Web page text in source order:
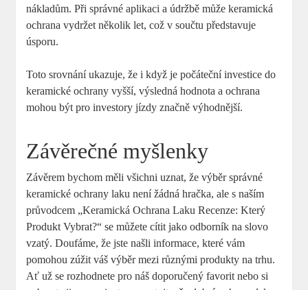
nákladům. Při správné aplikaci a údržbě může keramická
ochrana vydržet několik let, což v součtu představuje
úsporu.
Toto srovnání ukazuje, že i když je počáteční investice do
keramické ochrany vyšší, výsledná hodnota a ochrana
mohou být pro investory jízdy značně výhodnější.
Závěrečné myšlenky
Závěrem bychom měli všichni uznat, že výběr správné
keramické ochrany laku není žádná hračka, ale s naším
průvodcem „Keramická Ochrana Laku Recenze: Který
Produkt Vybrat?“ se můžete cítit jako odborník na slovo
vzatý. Doufáme, že jste našli informace, které vám
pomohou zúžit váš výběr mezi různými produkty na trhu.
Ať už se rozhodnete pro náš doporučený favorit nebo si